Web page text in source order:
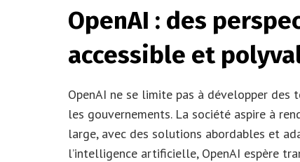
OpenAI : des
accessible et
OpenAI ne se limite pas à développer
les gouvernements. La société aspire à
large, avec des solutions abordables et
l’intelligence artificielle, OpenAI espère